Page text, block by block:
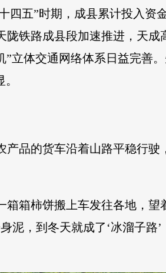
四五”时期，成县累计投入资
铁路成县段加速推进，天
立体交通网络体系日益完善
品的货车沿着山路平稳行
箱柿饼搬上车发往各地，
泥，到冬天就成了‘冰溜子路